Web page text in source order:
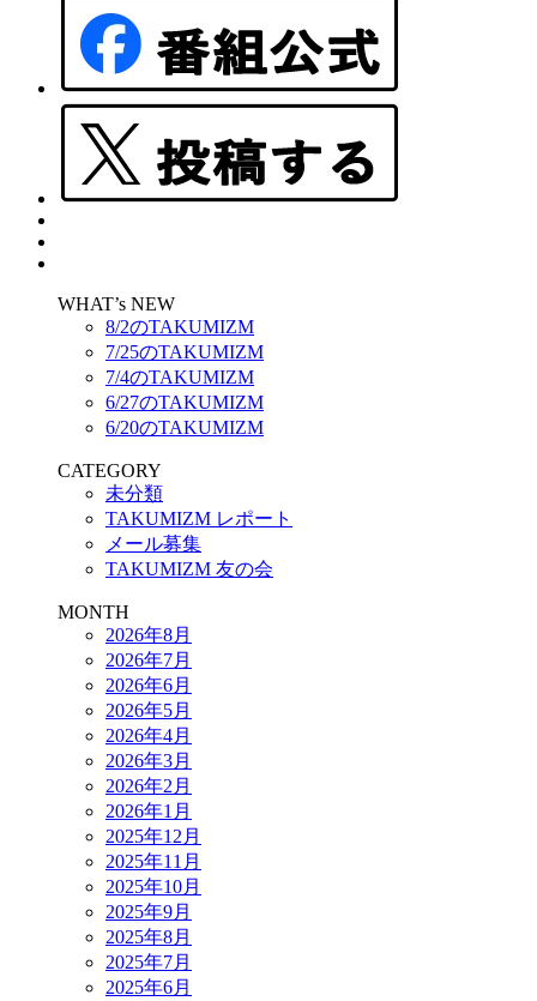
WHAT’s NEW
8/2のTAKUMIZM
7/25のTAKUMIZM
7/4のTAKUMIZM
6/27のTAKUMIZM
6/20のTAKUMIZM
CATEGORY
未分類
TAKUMIZM レポート
メール募集
TAKUMIZM 友の会
MONTH
2026年8月
2026年7月
2026年6月
2026年5月
2026年4月
2026年3月
2026年2月
2026年1月
2025年12月
2025年11月
2025年10月
2025年9月
2025年8月
2025年7月
2025年6月